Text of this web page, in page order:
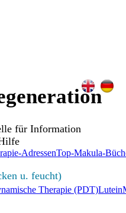
für Information
AdressenTop-Makula-
u. feucht)
Therapie (PDT)Lutein